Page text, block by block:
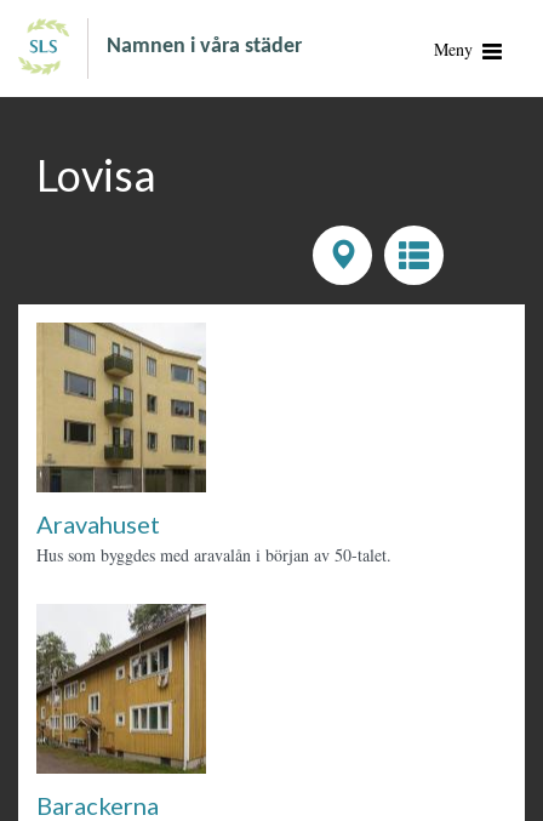
Namnen i våra städer Meny
Lovisa
Aravahuset
Hus som byggdes med aravalån i början av 50-talet.
Barackerna